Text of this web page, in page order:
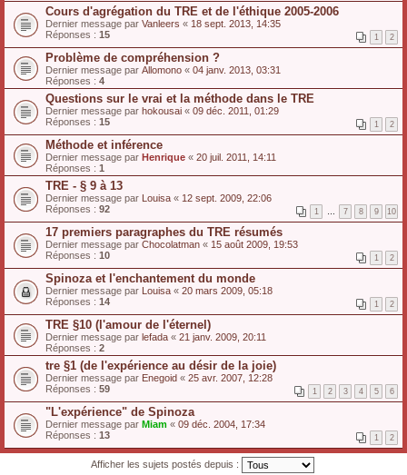
Cours d'agrégation du TRE et de l'éthique 2005-2006
Dernier message par Vanleers « 18 sept. 2013, 14:35
Réponses : 15 1 2
Problème de compréhension ?
Dernier message par Allomono « 04 janv. 2013, 03:31
Réponses : 4
Questions sur le vrai et la méthode dans le TRE
Dernier message par hokousai « 09 déc. 2011, 01:29
Réponses : 15 1 2
Méthode et inférence
Dernier message par Henrique « 20 juil. 2011, 14:11
Réponses : 1
TRE - § 9 à 13
Dernier message par Louisa « 12 sept. 2009, 22:06
Réponses : 92 1 … 7 8 9 10
17 premiers paragraphes du TRE résumés
Dernier message par Chocolatman « 15 août 2009, 19:53
Réponses : 10 1 2
Spinoza et l'enchantement du monde
Dernier message par Louisa « 20 mars 2009, 05:18
Réponses : 14 1 2
TRE §10 (l'amour de l'éternel)
Dernier message par lefada « 21 janv. 2009, 20:11
Réponses : 2
tre §1 (de l'expérience au désir de la joie)
Dernier message par Enegoid « 25 avr. 2007, 12:28
Réponses : 59 1 2 3 4 5 6
"L'expérience" de Spinoza
Dernier message par Miam « 09 déc. 2004, 17:34
Réponses : 13 1 2
Afficher les sujets postés depuis :